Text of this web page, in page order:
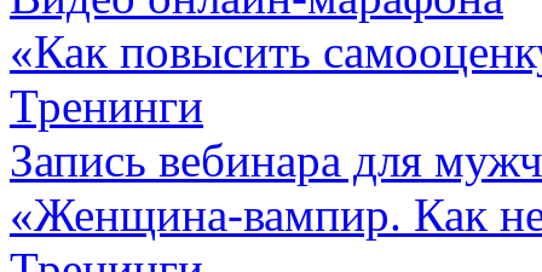
«Как повысить
Тренинги
Запись вебинара для
«Женщина-вампир. Как не